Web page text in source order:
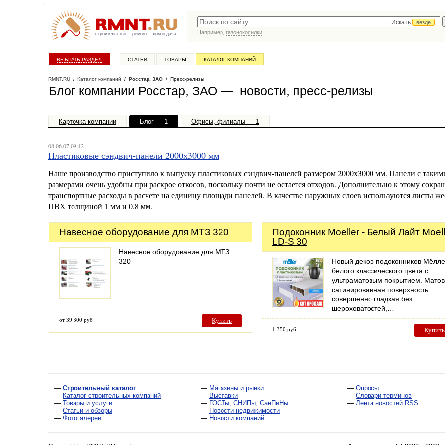
строительство ремонт дом и дача
Искать
везде
Например, газонокосилки
ВЫБРАТЬ РАЗДЕЛ СТАТЬИ ТОВАРЫ КАТАЛОГ КОМПАНИЙ
RMNT.RU / Каталог компаний / Росстар, ЗАО / Пресс-релизы
Блог компании Росстар, ЗАО — новости, пресс-релизы
Карточка компании Блог — 1 Офисы, филиалы — 1
08.06.07 09:12
Пластиковые сэндвич-панели 2000х3000 мм
Наше производство приступило к выпуску пластиковых сэндвич-панелей размером 2000х3000 мм. Панели с
размерами очень удобны при раскрое откосов, поскольку почти не остается отходов. Дополнительно к этому
транспортные расходы в расчете на единицу площади панелей. В качестве наружных слоев используются листы
ПВХ толщиной 1 мм и 0,8 мм.
Навесное оборудование для МТЗ 320
Навесное оборудование для МТЗ
320
от 39 300 руб Купить
Подоконник Moeller - Белый Лайт
LD-S 30
Новый декор подоконников
белого классического цвета с
ультраматовым покрытием.
сатинированная поверхность
совершенно гладкая без
шероховатостей,…
1 350 руб Купить
— Строительный каталог
— Каталог строительных компаний
— Товары и услуги
— Статьи и обзоры
— Фотогалереи
— Магазины и рынки
— Выставки
— ГОСТы, СНИПы, СанПиНы
— Новости недвижимости
— Новости компаний
— Опросы
— Словари терминов
— Лента новостей RSS